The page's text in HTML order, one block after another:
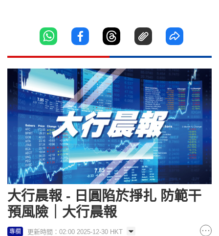
大行晨報 - 日圓陷於掙扎 防範干
預風險｜大行晨報
專欄 更新時間：02:00 2025-12-30 HKT